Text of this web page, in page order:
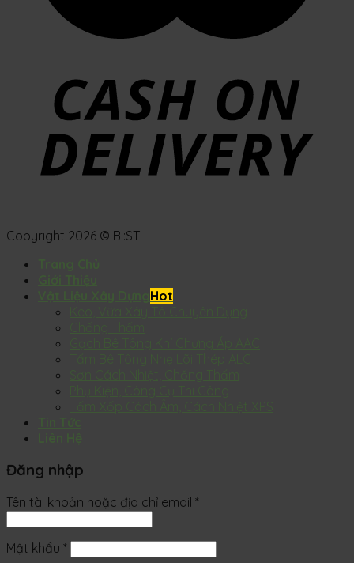
Copyright 2026 © BI:ST
Trang Chủ
Giới Thiệu
Vật Liệu Xây Dựng
Keo, Vữa Xây Tô Chuyên Dụng
Gạch Bê Tông Khí Chưng Áp AAC
Tấm Bê Tông Nhẹ Lõi Thép ALC
Tấm Xốp Cách Âm, Cách Nhiệt XPS
Đăng nhập
Tên tài khoản hoặc địa chỉ email *
Mật khẩu *